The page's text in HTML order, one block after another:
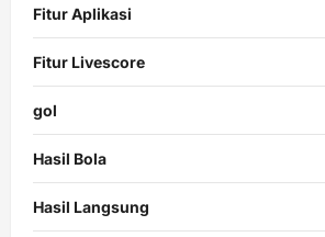
Fitur Aplikasi
Fitur Livescore
gol
Hasil Bola
Hasil Langsung